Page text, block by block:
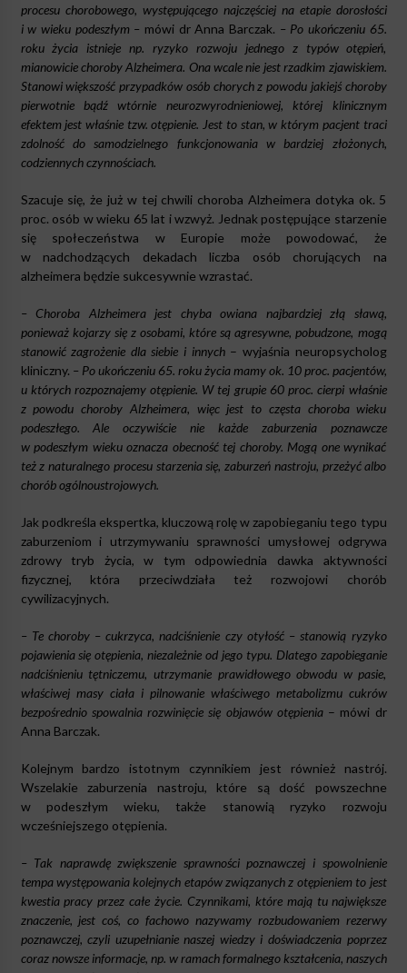
procesu chorobowego, występującego najczęściej na etapie dorosłości
i w wieku podeszłym – mówi dr Anna Barczak. – Po ukończeniu 65.
roku życia istnieje np. ryzyko rozwoju jednego z typów otępień,
mianowicie choroby Alzheimera. Ona wcale nie jest rzadkim zjawiskiem.
Stanowi większość przypadków osób chorych z powodu jakiejś choroby
pierwotnie bądź wtórnie neurozwyrodnieniowej, której klinicznym
efektem jest właśnie tzw. otępienie. Jest to stan, w którym pacjent traci
zdolność do samodzielnego funkcjonowania w bardziej złożonych,
codziennych czynnościach.
Szacuje się, że już w tej chwili choroba Alzheimera dotyka ok. 5
proc. osób w wieku 65 lat i wzwyż. Jednak postępujące starzenie
się społeczeństwa w Europie może powodować, że
w nadchodzących dekadach liczba osób chorujących na
alzheimera będzie sukcesywnie wzrastać.
– Choroba Alzheimera jest chyba owiana najbardziej złą sławą,
ponieważ kojarzy się z osobami, które są agresywne, pobudzone, mogą
stanowić zagrożenie dla siebie i innych – wyjaśnia neuropsycholog
kliniczny. – Po ukończeniu 65. roku życia mamy ok. 10 proc. pacjentów,
u których rozpoznajemy otępienie. W tej grupie 60 proc. cierpi właśnie
z powodu choroby Alzheimera, więc jest to częsta choroba wieku
podeszłego. Ale oczywiście nie każde zaburzenia poznawcze
w podeszłym wieku oznacza obecność tej choroby. Mogą one wynikać
też z naturalnego procesu starzenia się, zaburzeń nastroju, przeżyć albo
chorób ogólnoustrojowych.
Jak podkreśla ekspertka, kluczową rolę w zapobieganiu tego typu
zaburzeniom i utrzymywaniu sprawności umysłowej odgrywa
zdrowy tryb życia, w tym odpowiednia dawka aktywności
fizycznej, która przeciwdziała też rozwojowi chorób
cywilizacyjnych.
– Te choroby – cukrzyca, nadciśnienie czy otyłość – stanowią ryzyko
pojawienia się otępienia, niezależnie od jego typu. Dlatego zapobieganie
nadciśnieniu tętniczemu, utrzymanie prawidłowego obwodu w pasie,
właściwej masy ciała i pilnowanie właściwego metabolizmu cukrów
bezpośrednio spowalnia rozwinięcie się objawów otępienia – mówi dr
Anna Barczak.
Kolejnym bardzo istotnym czynnikiem jest również nastrój.
Wszelakie zaburzenia nastroju, które są dość powszechne
w podeszłym wieku, także stanowią ryzyko rozwoju
wcześniejszego otępienia.
– Tak naprawdę zwiększenie sprawności poznawczej i spowolnienie
tempa występowania kolejnych etapów związanych z otępieniem to jest
kwestia pracy przez całe życie. Czynnikami, które mają tu największe
znaczenie, jest coś, co fachowo nazywamy rozbudowaniem rezerwy
poznawczej, czyli uzupełnianie naszej wiedzy i doświadczenia poprzez
coraz nowsze informacje, np. w ramach formalnego kształcenia, naszych